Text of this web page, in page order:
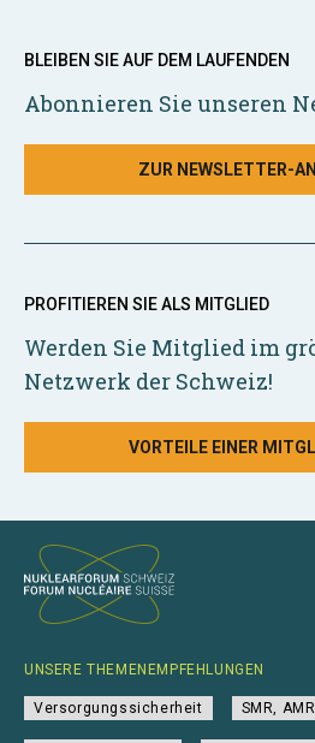
BLEIBEN SIE AUF DEM LAUFENDEN
Abonnieren Sie unseren
ZUR NEWSLETTER-
PROFITIEREN SIE ALS MITGLIED
Werden Sie Mitglied im
Netzwerk der Schweiz!
VORTEILE EINER
UNSERE THEMENEMPFEHLUNGEN
Versorgungssicherheit SMR,